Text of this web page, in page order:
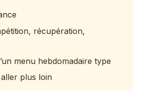
récupération,
menu hebdomadaire type
plus loin